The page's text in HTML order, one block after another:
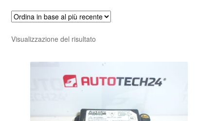
Visualizzazione del risultato